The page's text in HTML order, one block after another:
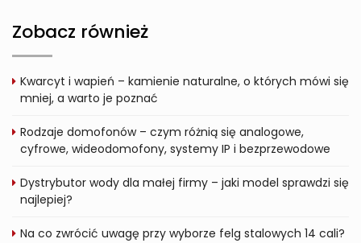
Zobacz również
Kwarcyt i wapień – kamienie naturalne, o których mówi się
mniej, a warto je poznać
Rodzaje domofonów – czym różnią się analogowe,
cyfrowe, wideodomofony, systemy IP i bezprzewodowe
Dystrybutor wody dla małej firmy – jaki model sprawdzi się
najlepiej?
Na co zwrócić uwagę przy wyborze felg stalowych 14 cali?